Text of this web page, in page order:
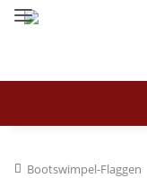
Bootswimpel-Flaggen